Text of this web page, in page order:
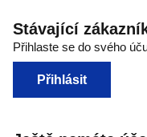
Stávající
Přihlaste se do svého
Přihlásit